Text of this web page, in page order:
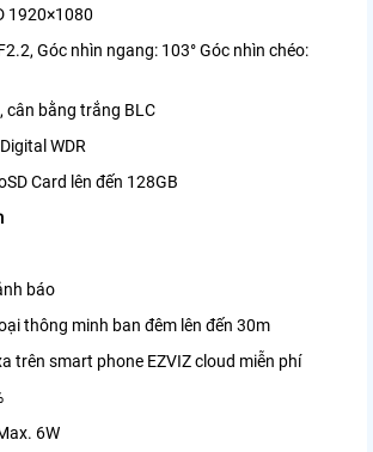
1920×1080
Góc nhìn ngang: 103° Góc nhìn chéo:
cân bằng trắng BLC
WDR
Card lên đến 128GB
báo
thông minh ban đêm lên đến 30m
trên smart phone EZVIZ cloud miễn phí
6W